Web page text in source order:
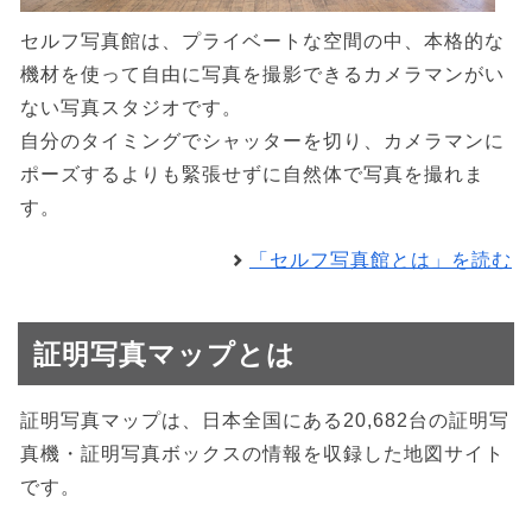
セルフ写真館は、プライベートな空間の中、本格的な
機材を使って自由に写真を撮影できるカメラマンがい
ない写真スタジオです。
自分のタイミングでシャッターを切り、カメラマンに
ポーズするよりも緊張せずに自然体で写真を撮れま
す。
「セルフ写真館とは」を読む
証明写真マップとは
証明写真マップは、日本全国にある20,682台の証明写
真機・証明写真ボックスの情報を収録した地図サイト
です。